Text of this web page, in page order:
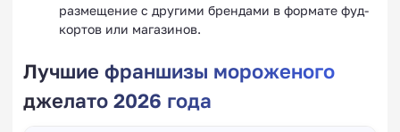
размещение с другими брендами в формате фуд-
кортов или магазинов.
Лучшие франшизы мороженого
джелато 2026 года